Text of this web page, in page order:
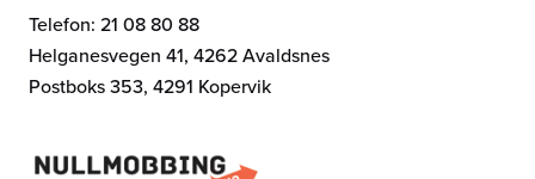
Telefon: 21 08 80 88
Helganesvegen 41, 4262 Avaldsnes
Postboks 353, 4291 Kopervik